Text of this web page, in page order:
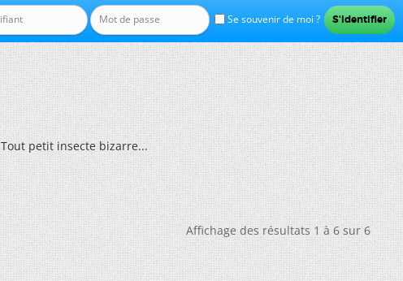
Se souvenir de moi ?
Tout petit insecte bizarre...
Affichage des résultats 1 à 6 sur 6